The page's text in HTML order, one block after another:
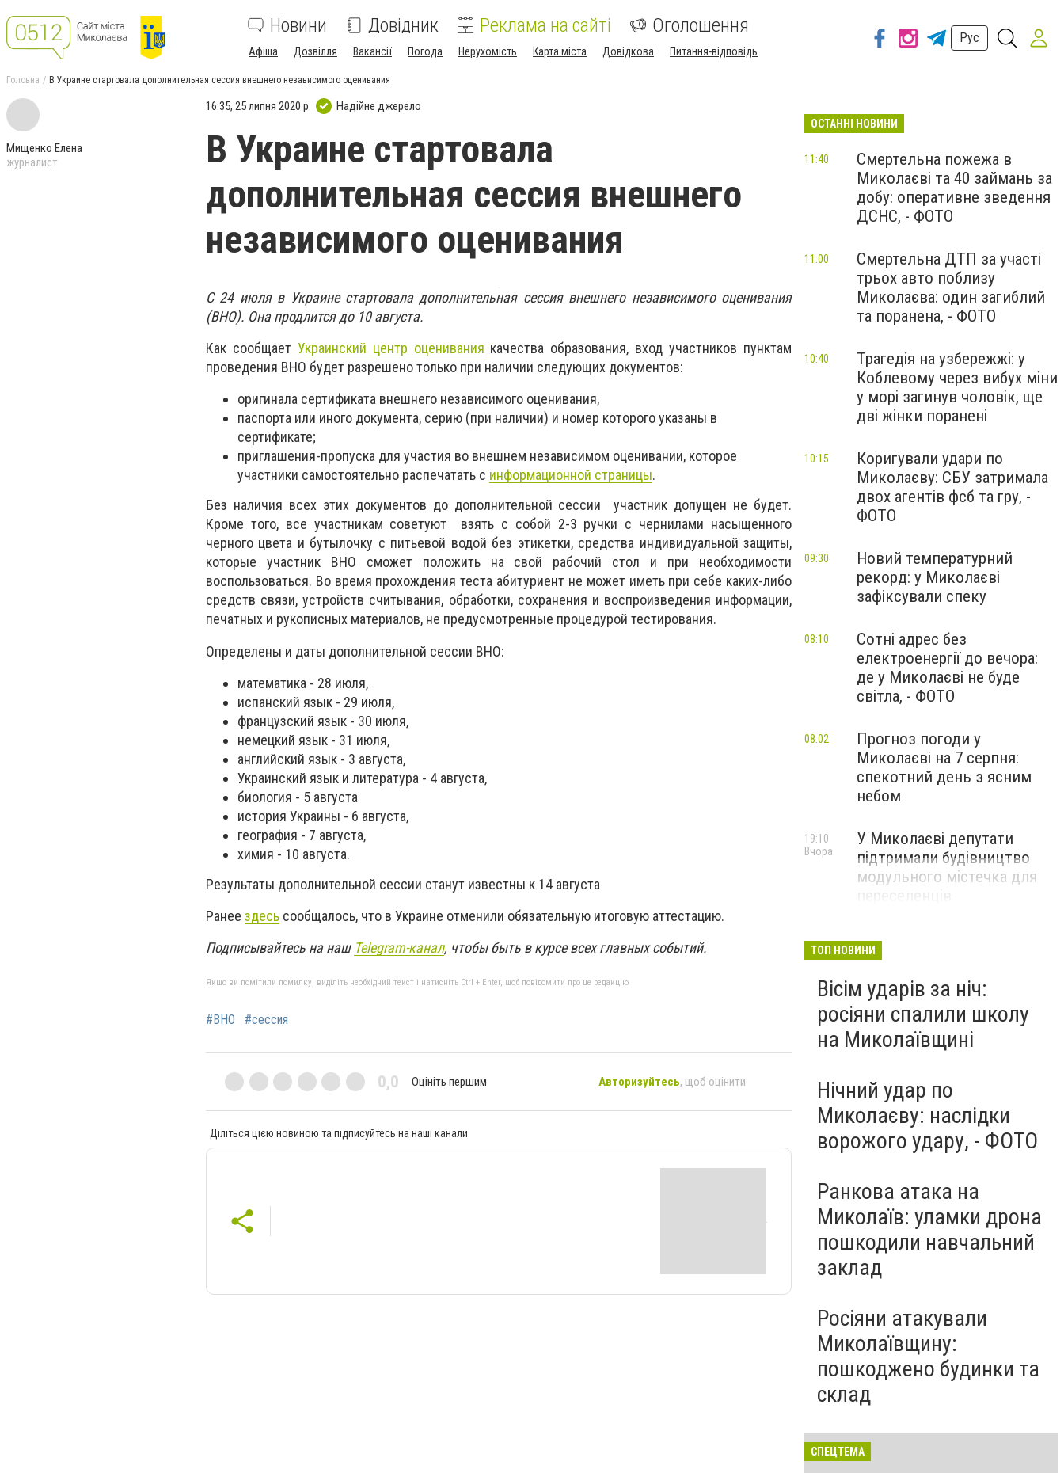
Новини Довідник Реклама на сайті Оголошення
Афіша Дозвілля Вакансії Погода Нерухомість Карта міста Довідкова Питання-відповідь
Рус
Головна В Украине стартовала дополнительная сессия внешнего независимого оценивания
Мищенко Елена
журналист
16:35, 25 липня 2020 р. Надійне джерело
В Украине стартовала
дополнительная сессия внешнего
независимого оценивания
С 24 июля в Украине стартовала дополнительная сессия внешнего независимого оценивания
(ВНО). Она продлится до 10 августа.
Как сообщает Украинский центр оценивания качества образования, вход участников пунктам
проведения ВНО будет разрешено только при наличии следующих документов:
оригинала сертификата внешнего независимого оценивания,
паспорта или иного документа, серию (при наличии) и номер которого указаны в
сертификате;
приглашения-пропуска для участия во внешнем независимом оценивании, которое
участники самостоятельно распечатать с информационной страницы.
Без наличия всех этих документов до дополнительной сессии участник допущен не будет.
Кроме того, все участникам советуют взять с собой 2-3 ручки с чернилами насыщенного
черного цвета и бутылочку с питьевой водой без этикетки, средства индивидуальной защиты,
которые участник ВНО сможет положить на свой рабочий стол и при необходимости
воспользоваться. Во время прохождения теста абитуриент не может иметь при себе каких-либо
средств связи, устройств считывания, обработки, сохранения и воспроизведения информации,
печатных и рукописных материалов, не предусмотренные процедурой тестирования.
Определены и даты дополнительной сессии ВНО:
математика - 28 июля,
испанский язык - 29 июля,
французский язык - 30 июля,
немецкий язык - 31 июля,
английский язык - 3 августа,
Украинский язык и литература - 4 августа,
биология - 5 августа
история Украины - 6 августа,
география - 7 августа,
химия - 10 августа.
Результаты дополнительной сессии станут известны к 14 августа
Ранее здесь сообщалось, что в Украине отменили обязательную итоговую аттестацию.
Подписывайтесь на наш Telegram-канал, чтобы быть в курсе всех главных событий.
Якщо ви помітили помилку, виділіть необхідний текст і натисніть Ctrl + Enter, щоб повідомити про це редакцію
#ВНО #сессия
0,0 Оцініть першим Авторизуйтесь, щоб оцінити
Діліться цією новиною та підписуйтесь на наші канали
ОСТАННІ НОВИНИ
Смертельна пожежа в
Миколаєві та 40 займань за
добу: оперативне зведення
ДСНС, - ФОТО
11:40
Смертельна ДТП за участі
трьох авто поблизу
Миколаєва: один загиблий
та поранена, - ФОТО
11:00
Трагедія на узбережжі: у
Коблевому через вибух міни
у морі загинув чоловік, ще
дві жінки поранені
10:40
Коригували удари по
Миколаєву: СБУ затримала
двох агентів фсб та гру, -
ФОТО
10:15
Новий температурний
рекорд: у Миколаєві
зафіксували спеку
09:30
Сотні адрес без
електроенергії до вечора:
де у Миколаєві не буде
світла, - ФОТО
08:10
Прогноз погоди у
Миколаєві на 7 серпня:
спекотний день з ясним
небом
08:02
У Миколаєві депутати
підтримали будівництво
модульного містечка для
19:10
Вчора
ТОП НОВИНИ
Вісім ударів за ніч:
росіяни спалили школу
на Миколаївщині
Нічний удар по
Миколаєву: наслідки
ворожого удару, - ФОТО
Ранкова атака на
Миколаїв: уламки дрона
пошкодили навчальний
заклад
Росіяни атакували
Миколаївщину:
пошкоджено будинки та
склад
СПЕЦТЕМА